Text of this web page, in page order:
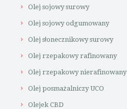
Olej sojowy surowy
Olej sojowy odgumowany
Olej słonecznikowy surowy
Olej rzepakowy rafinowany
Olej rzepakowy nierafinowany
Olej posmażalniczy UCO
Olejek CBD